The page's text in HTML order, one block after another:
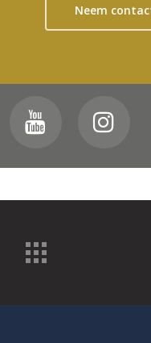
Neem